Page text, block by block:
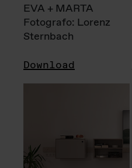
EVA + MARTA
Fotografo: Lorenz
Sternbach
Download